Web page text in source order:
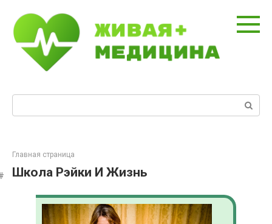
контенту
Главная страница
Школа Рэйки И Жизнь